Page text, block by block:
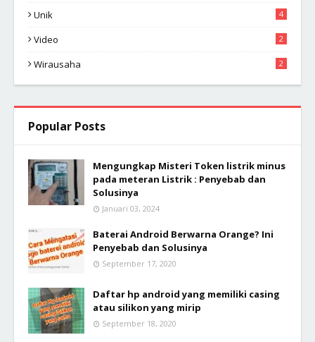
Unik 4
Video 2
Wirausaha 2
Popular Posts
Mengungkap Misteri Token listrik minus
pada meteran Listrik : Penyebab dan
Solusinya
Januari 03, 2024
Baterai Android Berwarna Orange? Ini
Penyebab dan Solusinya
September 17, 2020
Daftar hp android yang memiliki casing
atau silikon yang mirip
September 18, 2020